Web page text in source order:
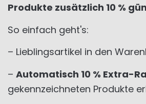
Produkte zusätzlich 10 %
So einfach geht's:
– Lieblingsartikel in den
– Automatisch 10 % Extra-
gekennzeichneten Produkte